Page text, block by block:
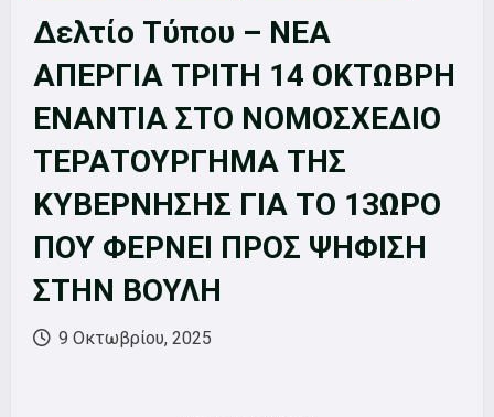
Δελτίο Τύπου – ΝΕΑ
ΑΠΕΡΓΙΑ ΤΡΙΤΗ 14 ΟΚΤΩΒΡΗ
ΕΝΑΝΤΙΑ ΣΤΟ ΝΟΜΟΣΧΕΔΙΟ
ΤΕΡΑΤΟΥΡΓΗΜΑ ΤΗΣ
ΚΥΒΕΡΝΗΣΗΣ ΓΙΑ ΤΟ 13ΩΡΟ
ΠΟΥ ΦΕΡΝΕΙ ΠΡΟΣ ΨΗΦΙΣΗ
ΣΤΗΝ ΒΟΥΛΗ
9 Οκτωβρίου, 2025